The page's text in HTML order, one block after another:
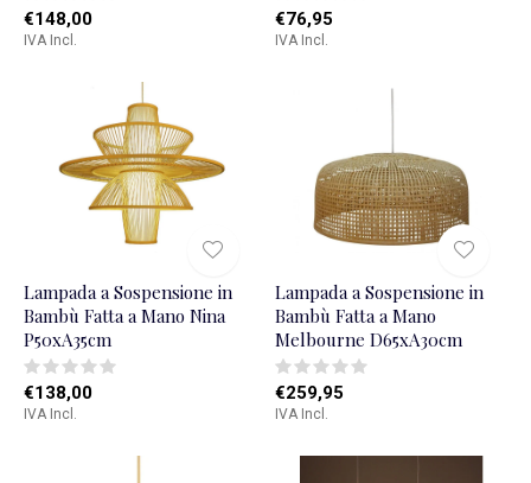
€148,00
IVA Incl.
€76,95
IVA Incl.
Lampada a Sospensione in
Bambù Fatta a Mano Nina
P50xA35cm
€138,00
IVA Incl.
Lampada a Sospensione in
Bambù Fatta a Mano
Melbourne D65xA30cm
€259,95
IVA Incl.